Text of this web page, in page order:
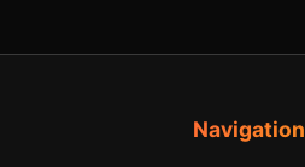
Navigation